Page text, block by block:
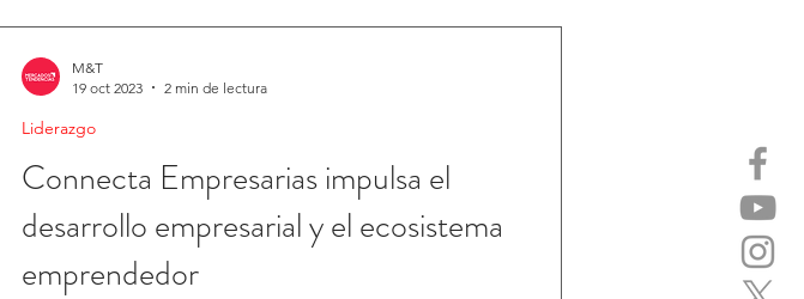
Connecta Empresarias impulsa el
desarrollo empresarial y el ecosistema
emprendedor
Liderazgo
M&T
19 oct 2023
2 min de lectura